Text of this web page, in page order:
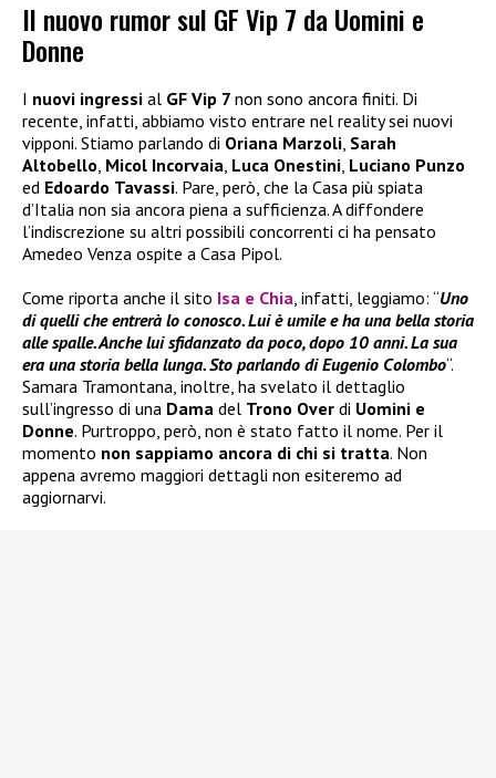
Il nuovo rumor sul GF Vip 7 da Uomini e
Donne
I nuovi ingressi al GF Vip 7 non sono ancora finiti. Di
recente, infatti, abbiamo visto entrare nel reality sei nuovi
vipponi. Stiamo parlando di Oriana Marzoli, Sarah
Altobello, Micol Incorvaia, Luca Onestini, Luciano Punzo
ed Edoardo Tavassi. Pare, però, che la Casa più spiata
d’Italia non sia ancora piena a sufficienza. A diffondere
l’indiscrezione su altri possibili concorrenti ci ha pensato
Amedeo Venza ospite a Casa Pipol.
Come riporta anche il sito Isa e Chia, infatti, leggiamo: “Uno
di quelli che entrerà lo conosco. Lui è umile e ha una bella storia
alle spalle. Anche lui sfidanzato da poco, dopo 10 anni. La sua
era una storia bella lunga. Sto parlando di Eugenio Colombo“.
Samara Tramontana, inoltre, ha svelato il dettaglio
sull’ingresso di una Dama del Trono Over di Uomini e
Donne. Purtroppo, però, non è stato fatto il nome. Per il
momento non sappiamo ancora di chi si tratta. Non
appena avremo maggiori dettagli non esiteremo ad
aggiornarvi.